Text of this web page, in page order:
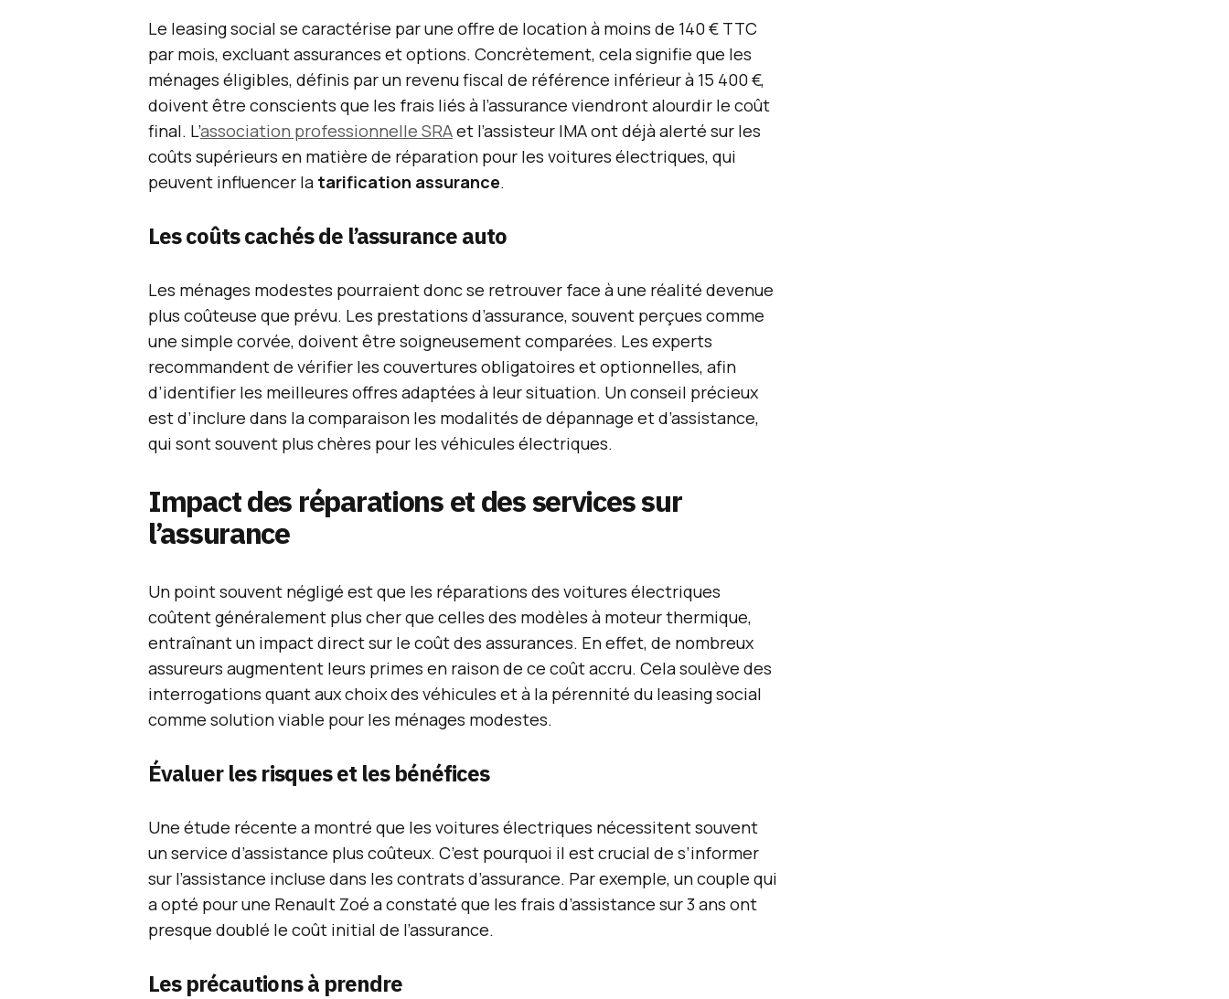
Le leasing social se caractérise par une offre de location à moins de 140 € TTC
par mois, excluant assurances et options. Concrètement, cela signifie que les
ménages éligibles, définis par un revenu fiscal de référence inférieur à 15 400 €,
doivent être conscients que les frais liés à l’assurance viendront alourdir le coût
final. L’association professionnelle SRAet l’assisteur IMA ont déjà alerté sur les
coûts supérieurs en matière de réparation pour les voitures électriques, qui
peuvent influencer la tarification assurance.
Les coûts cachés de l’assurance auto
Les ménages modestes pourraient donc se retrouver face à une réalité devenue
plus coûteuse que prévu. Les prestations d’assurance, souvent perçues comme
une simple corvée, doivent être soigneusement comparées. Les experts
recommandent de vérifier les couvertures obligatoires et optionnelles, afin
d’identifier les meilleures offres adaptées à leur situation. Un conseil précieux
est d’inclure dans la comparaison les modalités de dépannage et d’assistance,
qui sont souvent plus chères pour les véhicules électriques.
Impact des réparations et des services sur
l’assurance
Un point souvent négligé est que les réparations des voitures électriques
coûtent généralement plus cher que celles des modèles à moteur thermique,
entraînant un impact direct sur le coût des assurances. En effet, de nombreux
assureurs augmentent leurs primes en raison de ce coût accru. Cela soulève des
interrogations quant aux choix des véhicules et à la pérennité du leasing social
comme solution viable pour les ménages modestes.
Évaluer les risques et les bénéfices
Une étude récente a montré que les voitures électriques nécessitent souvent
un service d’assistance plus coûteux. C’est pourquoi il est crucial de s’informer
sur l’assistance incluse dans les contrats d’assurance. Par exemple, un couple qui
a opté pour une Renault Zoé a constaté que les frais d’assistance sur 3 ans ont
presque doublé le coût initial de l’assurance.
Les précautions à prendre